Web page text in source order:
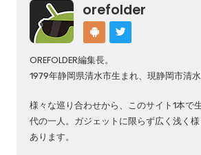
orefolder
OREFOLDER編集長。
1979年静岡県清水市生まれ、現静岡市清水
様々な巡り合わせから、このサイト1本で
代の一人。ガジェットに限らず広く浅く
あります。